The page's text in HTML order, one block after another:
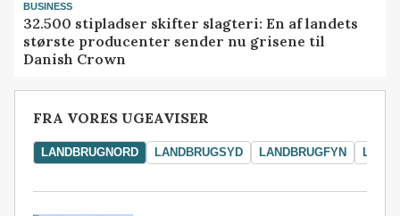
BUSINESS
32.500 stipladser skifter slagteri: En af landets
største producenter sender nu grisene til
Danish Crown
FRA VORES UGEAVISER
LANDBRUGNORD LANDBRUGSYD LANDBRUGFYN